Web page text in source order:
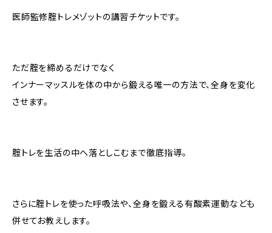
医師監修腟トレメゾットの講習チケットです。
ただ腟を締めるだけでなく
インナーマッスルを体の中から鍛える唯一の方法で、全身を変化
させます。
腟トレを生活の中へ落としこむまで徹底指導。
さらに腟トレを使った呼吸法や、全身を鍛える有酸素運動なども
併せてお教えします。